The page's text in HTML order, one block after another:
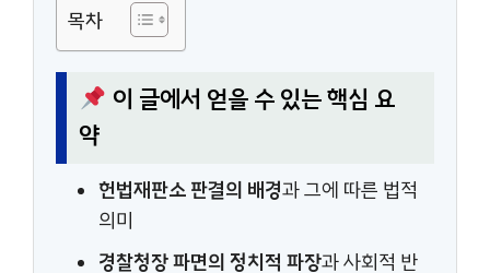
목차
이 글에서 얻을 수 있는 핵심 요
약
헌법재판소 판결의 배경과 그에 따른 법적
의미
경찰청장 파면의 정치적 파장과 사회적 반